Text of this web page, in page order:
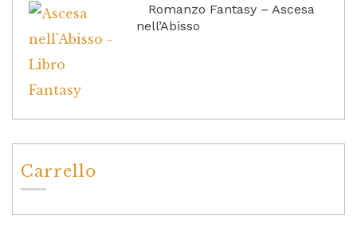
Romanzo Fantasy – Ascesa
nell’Abisso
Carrello